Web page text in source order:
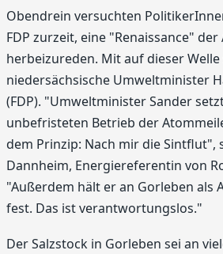
Obendrein versuchten
FDP zurzeit, eine "Renaissance"
herbeizureden. Mit auf dieser
niedersächsische Umweltminister
(FDP). "Umweltminister Sander
unbefristeten Betrieb der
dem Prinzip: Nach mir die Sintflut",
Dannheim, Energiereferentin von
"Außerdem hält er an Gorleben als
fest. Das ist verantwortungslos."
Der Salzstock in Gorleben sei an